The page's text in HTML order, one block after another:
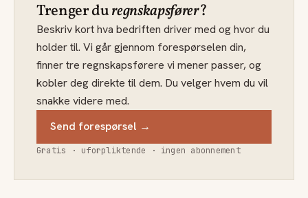
Trenger duregnskapsfører?
Beskriv kort hva bedriften driver med og hvor du
holder til. Vi går gjennom forespørselen din,
finner tre regnskapsførere vi mener passer, og
kobler deg direkte til dem. Du velger hvem du vil
snakke videre med.
Send forespørsel →
Gratis · uforpliktende · ingen abonnement